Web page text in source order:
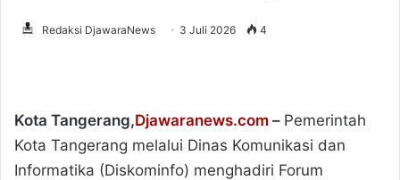
Redaksi DjawaraNews 3 Juli 2026 4
Kota Tangerang,Djawaranews.com – Pemerintah
Kota Tangerang melalui Dinas Komunikasi dan
Informatika (Diskominfo) menghadiri Forum